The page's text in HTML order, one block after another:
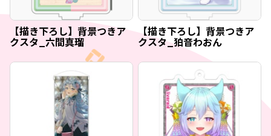
【描き下ろし】背景つきア
クスタ_六間真瑠
【描き下ろし】背景つきア
クスタ_狛音わおん